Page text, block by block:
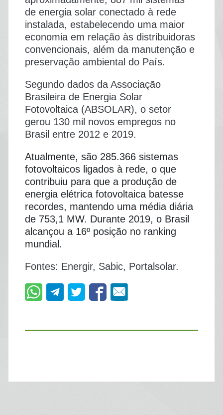
de energia solar conectado à rede
instalada, estabelecendo uma maior
economia em relação às distribuidoras
convencionais, além da manutenção e
preservação ambiental do País.
Segundo dados da Associação
Brasileira de Energia Solar
Fotovoltaica (ABSOLAR), o setor
gerou 130 mil novos empregos no
Brasil entre 2012 e 2019.
Atualmente, são 285.366 sistemas
fotovoltaicos ligados à rede, o que
contribuiu para que a produção de
energia elétrica fotovoltaica batesse
recordes, mantendo uma média diária
de 753,1 MW. Durante 2019, o Brasil
alcançou a 16º posição no ranking
mundial.
Fontes: Energir, Sabic, Portalsolar.